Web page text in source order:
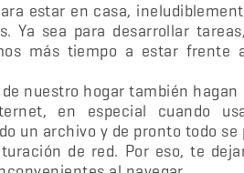
estar en casa,
Ya sea para desarrollar
más tiempo a estar frente
nuestro hogar también hagan
en especial cuando
un archivo y de pronto todo se
de red. Por eso, te